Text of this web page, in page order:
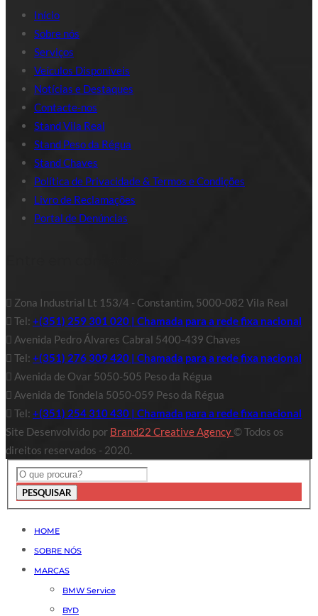
Início
Sobre nós
Serviços
Veículos Disponíveis
Notícias e Destaques
Contacte-nos
Stand Vila Real
Stand Peso da Régua
Stand Chaves
Política de Privacidade & Termos e Condições
Livro de Reclamações
Portal de Denúncias
Zona Industrial Lt 153/4 - Constantim, 5000-082 Vila Real
Tel: +(351) 259 301 020 | Chamada para a rede fixa nacional
Avenida Pedro Álvares Cabral 5400-439 Chaves
Tel: +(351) 276 309 420 | Chamada para a rede fixa nacional
Avenida de Ovar 5050-505 Peso da Régua
Avenida de Tondela 5050-059 Peso da Régua
Tel: +(351) 254 310 430 | Chamada para a rede fixa nacional
Site Desenvolvido por Brand22 Creative Agency © Todos os
direitos reservados - 2020.
PESQUISAR
HOME
SOBRE NÓS
MARCAS
BMW Service
BYD